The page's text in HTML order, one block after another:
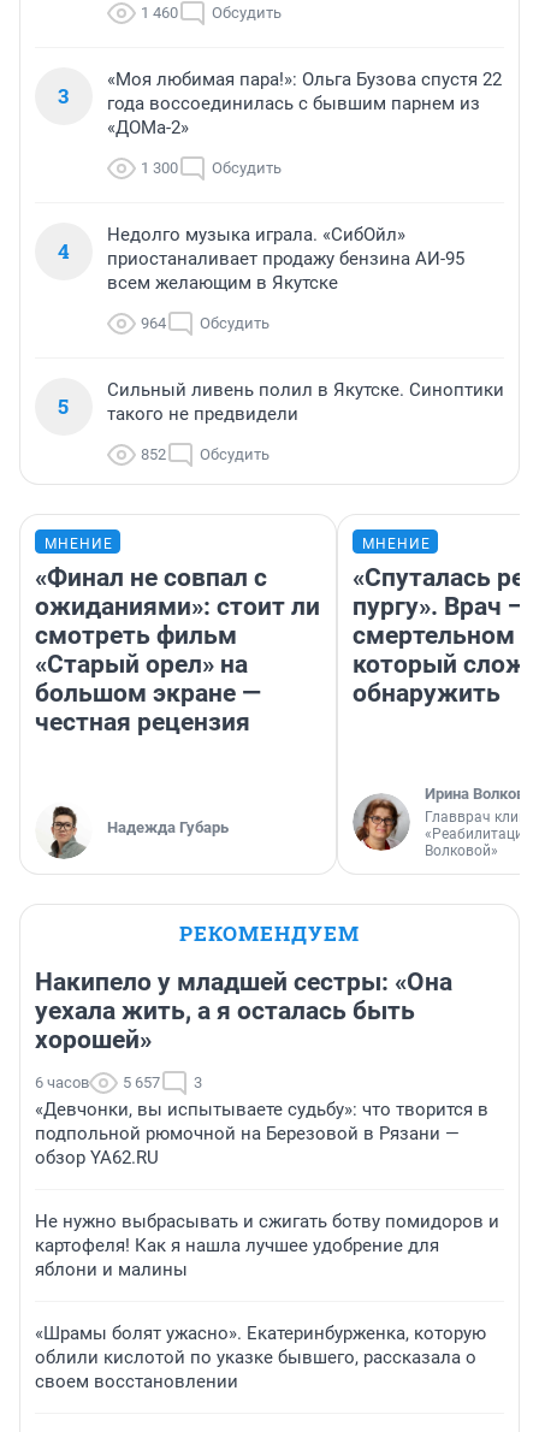
1 460 Обсудить
3
«Моя любимая пара!»: Ольга Бузова спустя 22
года воссоединилась с бывшим парнем из
«ДОМа-2»
1 300 Обсудить
4
Недолго музыка играла. «СибОйл»
приостаналивает продажу бензина АИ-95
всем желающим в Якутске
964 Обсудить
5
Сильный ливень полил в Якутске. Синоптики
такого не предвидели
852 Обсудить
МНЕНИЕ
«Финал не совпал с
ожиданиями»: стоит ли
смотреть фильм
«Старый орел» на
большом экране —
честная рецензия
Надежда Губарь
МНЕНИЕ
«Спуталась
пургу». Врач —
смертельном
который
обнаружить
Ирина Волкова
Главврач
«Реабилитация
Волковой»
РЕКОМЕНДУЕМ
Накипело у младшей сестры: «Она
уехала жить, а я осталась быть
хорошей»
6 часов 5 657 3
«Девчонки, вы испытываете судьбу»: что творится в
подпольной рюмочной на Березовой в Рязани —
обзор YA62.RU
Не нужно выбрасывать и сжигать ботву помидоров и
картофеля! Как я нашла лучшее удобрение для
яблони и малины
«Шрамы болят ужасно». Екатеринбурженка, которую
облили кислотой по указке бывшего, рассказала о
своем восстановлении